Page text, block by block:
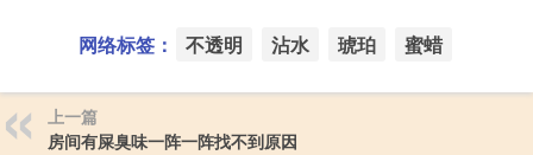
网络标签： 不透明 沾水 琥珀 蜜蜡
上一篇
房间有屎臭味一阵一阵找不到原因